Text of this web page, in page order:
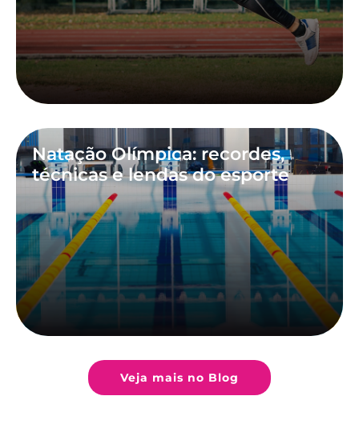
Natação Olímpica: recordes,
técnicas e lendas do esporte
Veja mais no Blog